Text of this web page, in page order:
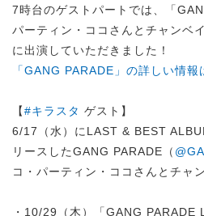
7時台のゲストパートでは、「
パーティン・ココさんとチャンベ
に出演していただきました！
「GANG PARADE」の詳しい情報
【#キラスタ ゲスト】
6/17（水）にLAST & BEST
リースしたGANG PARADE（
コ・パーティン・ココさんとチャ
・10/29（木）「GANG